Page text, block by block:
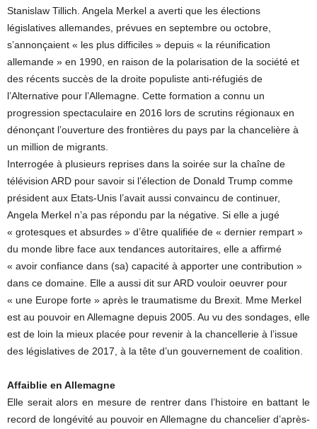
Stanislaw Tillich. Angela Merkel a averti que les élections
législatives allemandes, prévues en septembre ou octobre,
s’annonçaient « les plus difficiles » depuis « la réunification
allemande » en 1990, en raison de la polarisation de la société et
des récents succès de la droite populiste anti-réfugiés de
l’Alternative pour l’Allemagne. Cette formation a connu un
progression spectaculaire en 2016 lors de scrutins régionaux en
dénonçant l’ouverture des frontières du pays par la chancelière à
un million de migrants.
Interrogée à plusieurs reprises dans la soirée sur la chaîne de
télévision ARD pour savoir si l’élection de Donald Trump comme
président aux Etats-Unis l’avait aussi convaincu de continuer,
Angela Merkel n’a pas répondu par la négative. Si elle a jugé
« grotesques et absurdes » d’être qualifiée de « dernier rempart »
du monde libre face aux tendances autoritaires, elle a affirmé
« avoir confiance dans (sa) capacité à apporter une contribution »
dans ce domaine. Elle a aussi dit sur ARD vouloir oeuvrer pour
« une Europe forte » après le traumatisme du Brexit. Mme Merkel
est au pouvoir en Allemagne depuis 2005. Au vu des sondages, elle
est de loin la mieux placée pour revenir à la chancellerie à l’issue
des législatives de 2017, à la tête d’un gouvernement de coalition.
Affaiblie en Allemagne
Elle serait alors en mesure de rentrer dans l’histoire en battant le
record de longévité au pouvoir en Allemagne du chancelier d’après-